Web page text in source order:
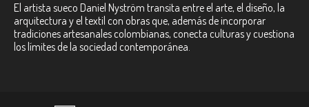
El artista sueco Daniel Nyström transita entre el arte, el diseño, la
arquitectura y el textil con obras que, además de incorporar
tradiciones artesanales colombianas, conecta culturas y cuestiona
los límites de la sociedad contemporánea.